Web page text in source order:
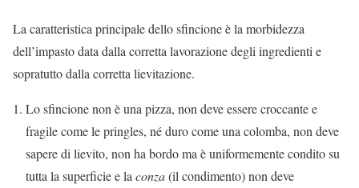
La caratteristica principale dello sfincione è la morbidezza
dell’impasto data dalla corretta lavorazione degli ingredienti e
sopratutto dalla corretta lievitazione.
Lo sfincione non è una pizza, non deve essere croccante e
fragile come le pringles, né duro come una colomba, non deve
sapere di lievito, non ha bordo ma è uniformemente condito su
tutta la superficie e la conza(il condimento) non deve